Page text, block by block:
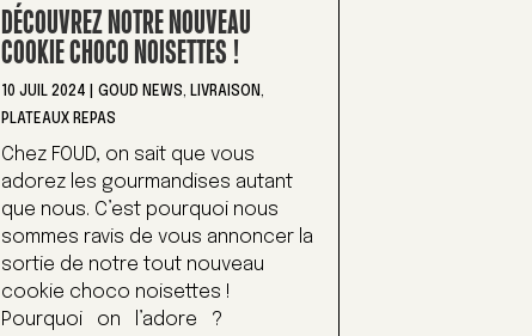
DÉCOUVREZ NOTRE NOUVEAU
COOKIE CHOCO NOISETTES !
10 JUIL 2024 GOUD NEWS, LIVRAISON,
PLATEAUX REPAS
Chez FOUD, on sait que vous
adorez les gourmandises autant
que nous. C’est pourquoi nous
sommes ravis de vous annoncer la
sortie de notre tout nouveau
cookie choco noisettes !
Pourquoi on l’adore ?